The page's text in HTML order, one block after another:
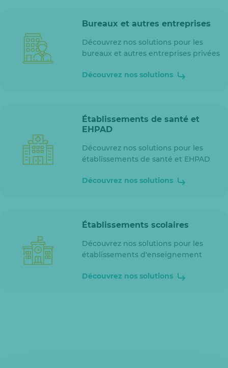
Bureaux et autres entreprises
Découvrez nos solutions pour les
bureaux et autres entreprises privées
Découvrez nos solutions
Établissements de santé et
EHPAD
Découvrez nos solutions pour les
établissements de santé et EHPAD
Découvrez nos solutions
Établissements scolaires
Découvrez nos solutions pour les
établissements d'enseignement
Découvrez nos solutions